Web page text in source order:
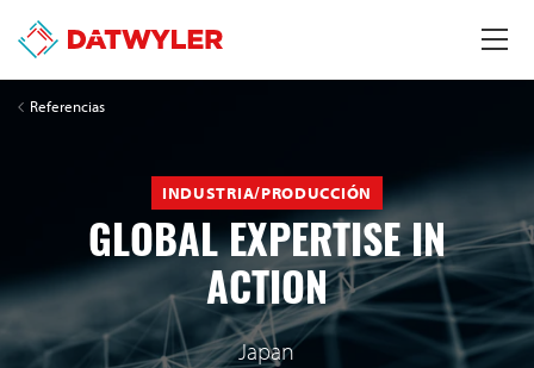
Referencias
INDUSTRIA/PRODUCCIÓN
GLOBAL EXPERTISE IN
ACTION
Japan